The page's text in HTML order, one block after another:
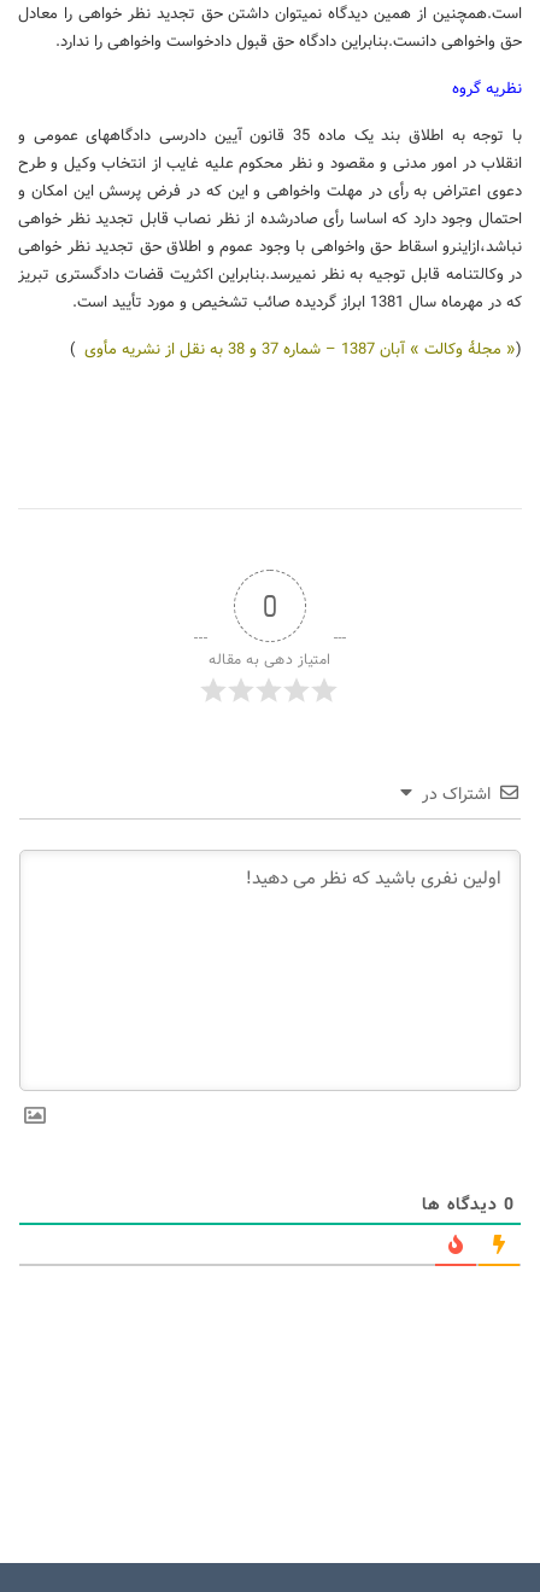
است.همچنین از همین دیدگاه نمی‏توان داشتن‏ حق تجدید نظر خواهی را معادل
حق واخواهی دانست.بنابراین دادگاه حق قبول دادخواست واخواهی را ندارد.
نظریه گروه
با توجه به اطلاق بند یک ماده 35 قانون آیین دادرسی دادگاه‏های عمومی و
انقلاب در امور مدنی و مقصود و نظر محکوم علیه غایب از انتخاب وکیل و طرح
دعوی اعتراض به رأی در مهلت واخواهی و این که در فرض پرسش این‏ امکان و
احتمال وجود دارد که اساسا رأی صادرشده از نظر نصاب قابل تجدید نظر خواهی
نباشد،ازاین‏رو اسقاط حق‏ واخواهی با وجود عموم و اطلاق حق تجدید نظر خواهی
در وکالت‏نامه قابل توجیه به نظر نمی‏رسد.بنابراین اکثریت‏ قضات دادگستری تبریز
که در مهرماه سال 1381 ابراز گردیده صائب تشخیص و مورد تأیید است.
(« مجلۀ وکالت » آبان 1387 – شماره 37 و 38 به نقل از نشریه مأوی )
0
امتیاز دهی به مقاله
اشتراک در
0 دیدگاه ها